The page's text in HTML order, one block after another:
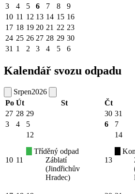
3
4 5 6 7 8
9
10 11 12 13 14 15 16
17 18 19 20 21 22 23
24 25 26 27 28 29 30
31 1 2 3 4 5 6
Kalendář svozu odpadu
Srpen2026
Po Út St Čt
27 28 29 30 31
3
4 5 6 7
10 11
12
Tříděný odpad
Záblatí
(Jindřichův
Hradec)
13
14